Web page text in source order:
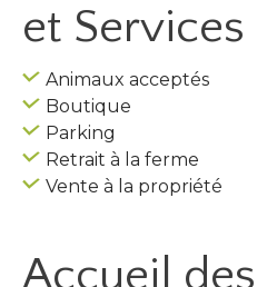
et Services
Animaux acceptés
Boutique
Parking
Retrait à la ferme
Vente à la propriété
Accueil des